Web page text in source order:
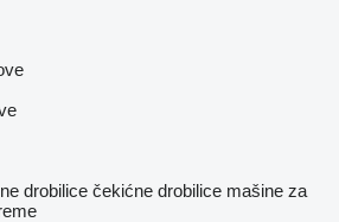
drobilice čekićne drobilice mašine za